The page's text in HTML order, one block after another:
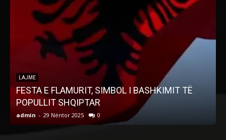
LAJME
FESTA E FLAMURIT, SIMBOL I BASHKIMIT TË
POPULLIT SHQIPTAR
admin - 29 Nëntor 2025 0